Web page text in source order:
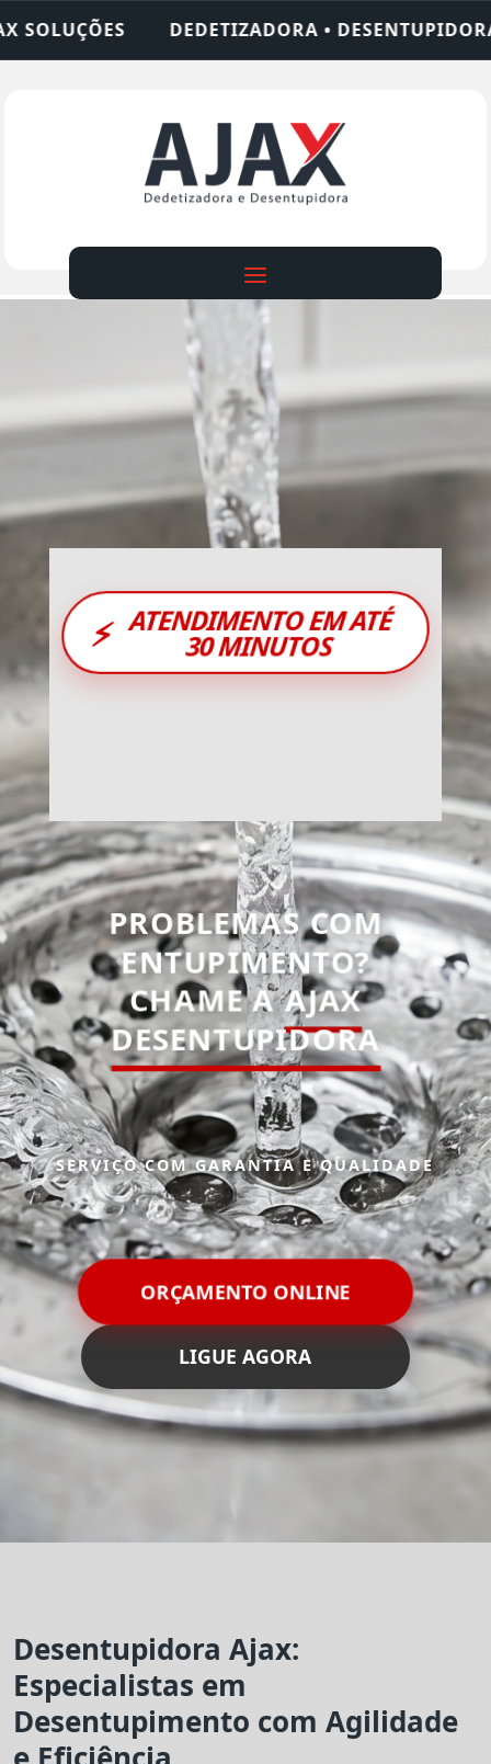
• DESENTUPIDORA • LIMPEZA DE FOSSA •
⚡ ATENDIMENTO EM ATÉ
30 MINUTOS
PROBLEMAS COM
ENTUPIMENTO?
CHAME AAJAX
DESENTUPIDORA
SERVIÇO COM GARANTIA E QUALIDADE
ORÇAMENTO ONLINE
LIGUE AGORA
Desentupidora Ajax:
Especialistas em
Desentupimento com Agilidade